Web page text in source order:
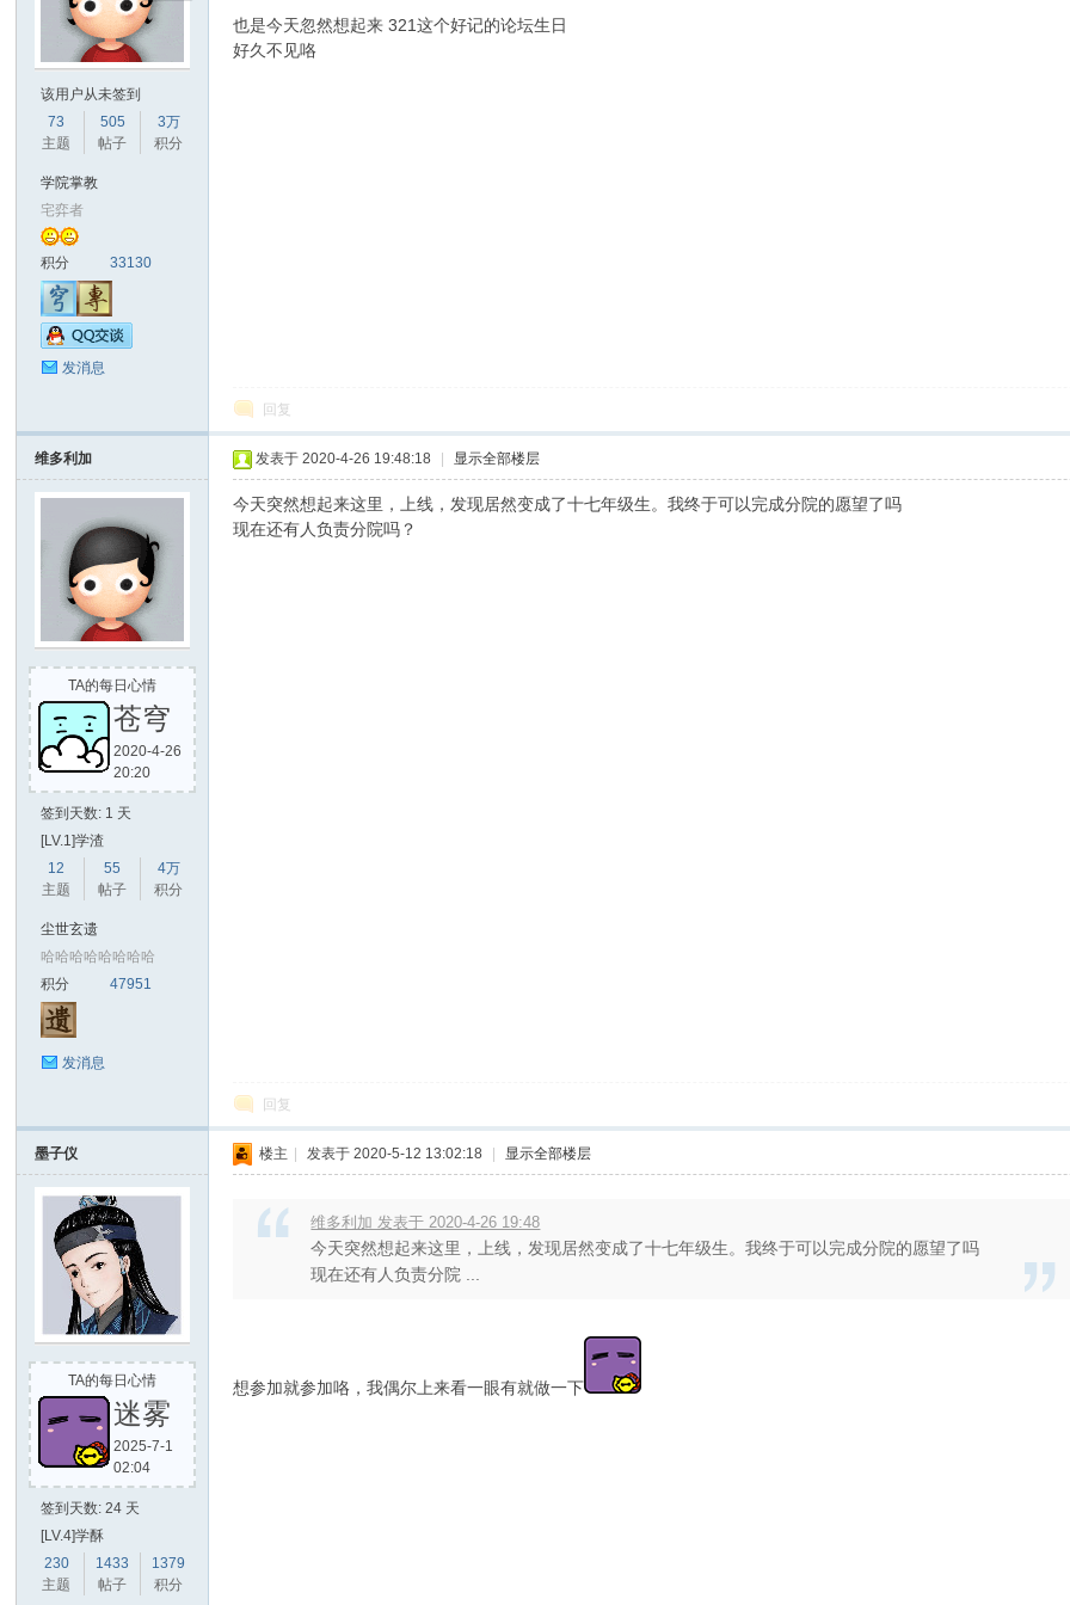
该用户从未签到
73
主题
505
帖子
3万
积分
学院掌教
宅弈者
积分 33130
发消息
也是今天忽然想起来 321这个好记的论坛生日
好久不见咯
回复
维多利加
TA的每日心情
苍穹
2020-4-26
20:20
签到天数: 1 天
[LV.1]学渣
12
主题
55
帖子
4万
积分
尘世玄遗
哈哈哈哈哈哈哈哈
积分
47951
发消息
发表于 2020-4-26 19:48:18 显示全部楼层
今天突然想起来这里，上线，发现居然变成了十七年级生。我终于可以完成分院的愿望了吗
现在还有人负责分院吗？
回复
墨子仪
TA的每日心情
迷雾
2025-7-1
02:04
签到天数: 24 天
[LV.4]学酥
230
主题
1433
帖子
1379
积分
楼主 发表于 2020-5-12 13:02:18 显示全部楼层
维多利加 发表于 2020-4-26 19:48
今天突然想起来这里，上线，发现居然变成了十七年级生。我终于可以完成分院的愿望了吗
现在还有人负责分院 ...
想参加就参加咯，我偶尔上来看一眼有就做一下